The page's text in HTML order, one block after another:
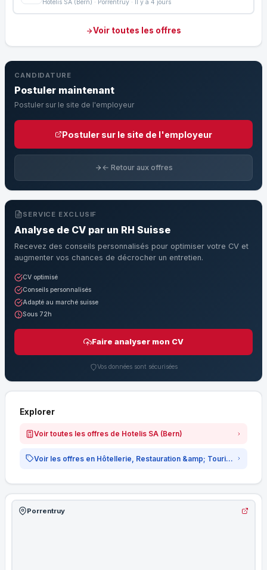
Hotelis SA (Bern) · Porrentruy · Il y a 4 jours
Voir toutes les offres
CANDIDATURE
Postuler maintenant
Postuler sur le site de l'employeur
Postuler sur le site de l'employeur
← Retour aux offres
SERVICE EXCLUSIF
Analyse de CV par un RH Suisse
Recevez des conseils personnalisés pour optimiser votre CV et
augmenter vos chances de décrocher un entretien.
CV optimisé
Conseils personnalisés
Adapté au marché suisse
Sous 72h
Faire analyser mon CV
Vos données sont sécurisées
Explorer
Voir toutes les offres de Hotelis SA (Bern)
Voir les offres en Hôtellerie, Restauration &amp; Tourisme
Porrentruy